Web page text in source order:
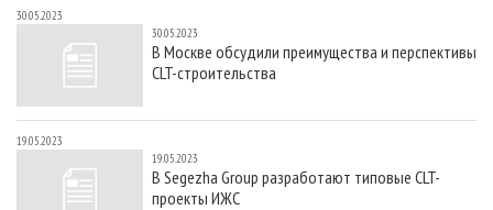
30.05.2023
30.05.2023
В Москве обсудили преимущества и перспективы
CLT-строительства
19.05.2023
19.05.2023
В Segezha Group разработают типовые CLT-
проекты ИЖС